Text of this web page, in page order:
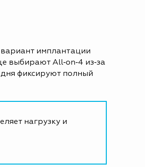
имплантации
выбирают All‑on‑4 из‑за
фиксируют полный
нагрузку и